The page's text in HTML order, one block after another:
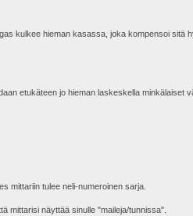
kulkee hieman kasassa, joka kompensoi sitä
etukäteen jo hieman laskeskella minkälaiset
mittariin tulee neli-numeroinen sarja.
mittarisi näyttää sinulle "maileja/tunnissa".